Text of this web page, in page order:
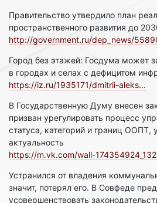
Правительство утвердило план
пространственного развития до
http://government.ru/dep_news/
Город без этажей: Госдума может
в городах и селах с дефицитом
https://iz.ru/1935171/dmitrii-aleks...
В Государственную Думу внесен
призван урегулировать процесс
статуса, категорий и границ ООПТ,
актуальность
https://m.vk.com/wall-
Устранился от владения
значит, потерял его. В Совфеде
усовершенствовать